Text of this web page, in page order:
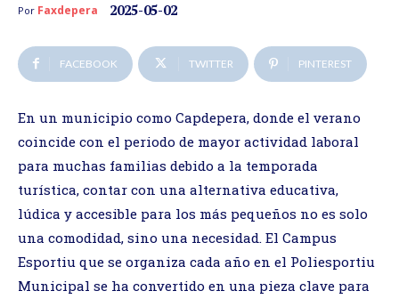
Por Faxdepera 2025-05-02
FACEBOOK TWITTER PINTEREST
En un municipio como Capdepera, donde el verano
coincide con el periodo de mayor actividad laboral
para muchas familias debido a la temporada
turística, contar con una alternativa educativa,
lúdica y accesible para los más pequeños no es solo
una comodidad, sino una necesidad. El Campus
Esportiu que se organiza cada año en el Poliesportiu
Municipal se ha convertido en una pieza clave para